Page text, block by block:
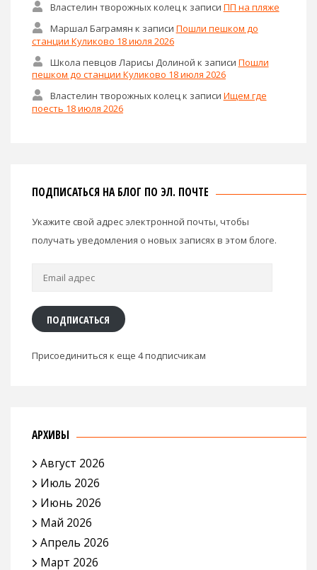
Властелин творожных колецк записи ПП на пляже
Маршал Баграмян к записи Пошли пешком до
станции Куликово 18 июля 2026
Школа певцов Ларисы Долиной к записи Пошли
пешком до станции Куликово 18 июля 2026
Властелин творожных колецк записи Ищем где
поесть 18 июля 2026
ПОДПИСАТЬСЯ НА БЛОГ ПО ЭЛ. ПОЧТЕ
Укажите свой адрес электронной почты, чтобы
получать уведомления о новых записях в этом блоге.
Email
ПОДПИСАТЬСЯ
Присоединиться к еще 4 подписчикам
АРХИВЫ
Август 2026
Июль 2026
Июнь 2026
Май 2026
Апрель 2026
Март 2026